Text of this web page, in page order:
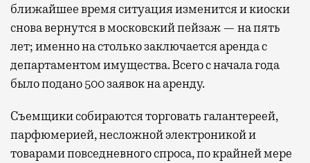
ближайшее время ситуация изменится и киоски
снова вернутся в московский пейзаж — на пять
лет; именно на столько заключается аренда с
департаментом имущества. Всего с начала года
было подано 500 заявок на аренду.
Съемщики собираются торговать галантереей,
парфюмерией, несложной электроникой и
товарами повседневного спроса, по крайней мере